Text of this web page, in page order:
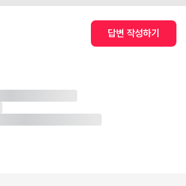
답변 작성하기